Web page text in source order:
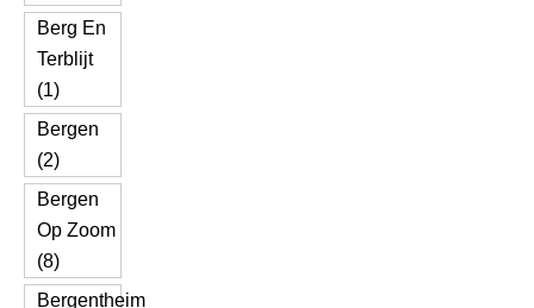
Berg En
Terblijt
(1)
Bergen
(2)
Bergen
Op Zoom
(8)
Bergentheim